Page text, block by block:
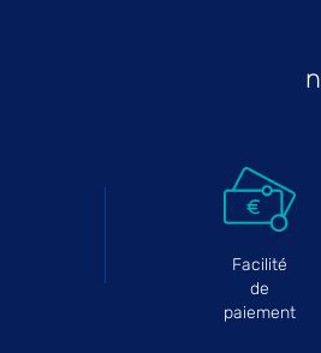
Facilité
de
paiement